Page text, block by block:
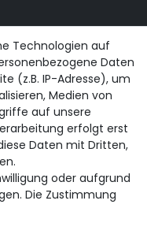
Design by neoprisma
Technologien auf
Daten
(z.B. IP-Adresse), um
Medien von
auf unsere
erfolgt erst
Daten mit Dritten,
oder aufgrund
Die Zustimmung
zu einem späteren